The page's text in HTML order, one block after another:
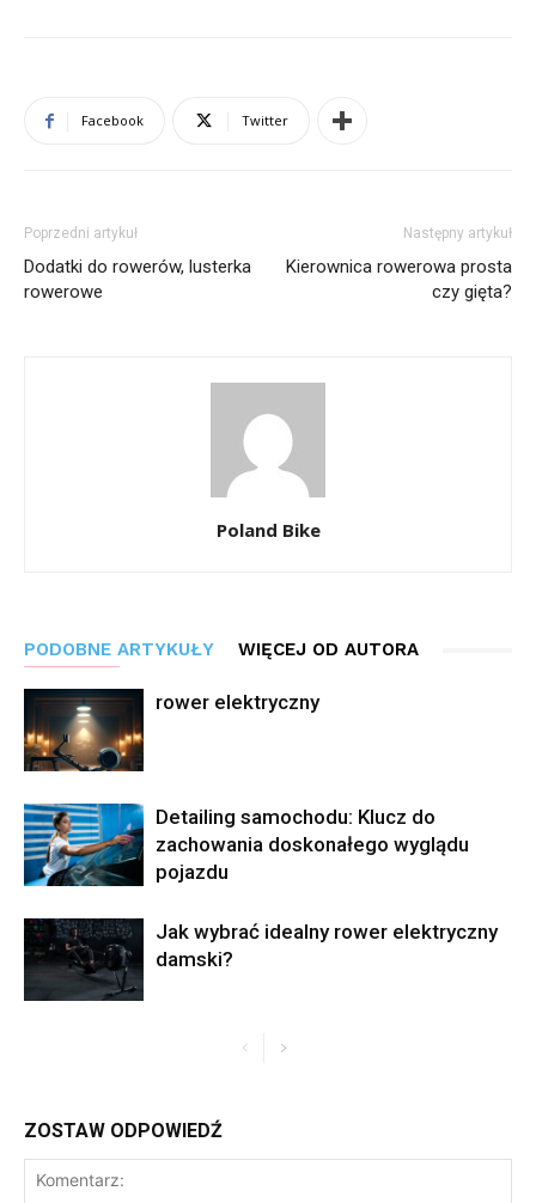
Facebook Twitter
Poprzedni artykuł
Dodatki do rowerów, lusterka
rowerowe
Następny artykuł
Kierownica rowerowa prosta
czy gięta?
Poland Bike
PODOBNE ARTYKUŁY WIĘCEJ OD AUTORA
rower elektryczny
Detailing samochodu: Klucz do
zachowania doskonałego wyglądu
pojazdu
Jak wybrać idealny rower elektryczny
damski?
ZOSTAW ODPOWIEDŹ